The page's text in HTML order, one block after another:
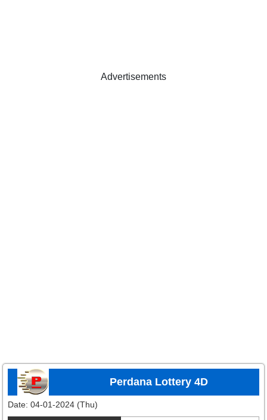
Advertisements
Perdana Lottery 4D
Date: 04-01-2024 (Thu)